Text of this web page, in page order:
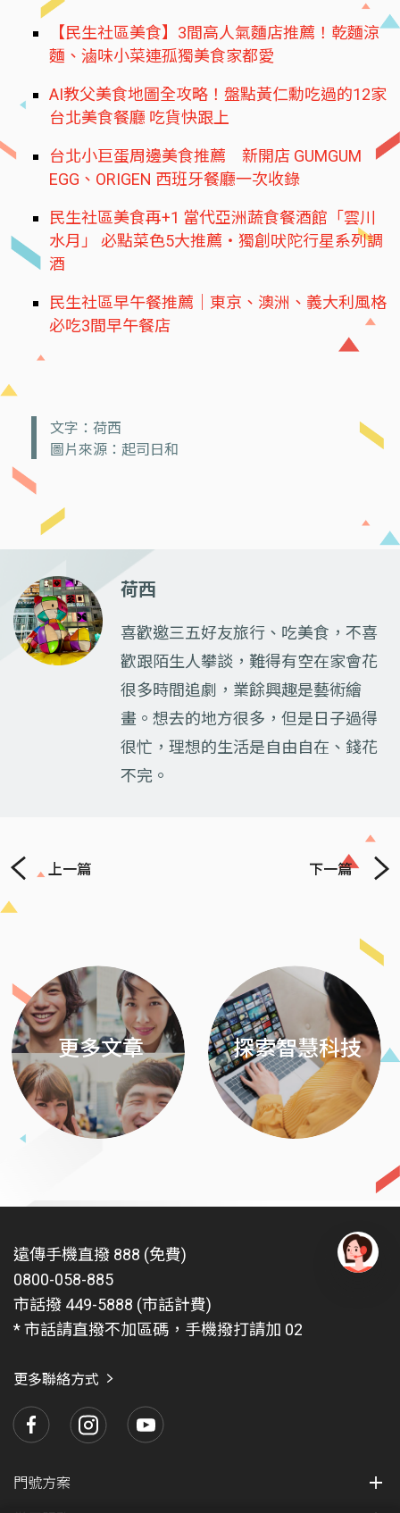
【民生社區美食】3間高人氣麵店推薦！乾麵涼
麵、滷味小菜連孤獨美食家都愛
AI教父美食地圖全攻略！盤點黃仁勳吃過的12家
台北美食餐廳 吃貨快跟上
台北小巨蛋周邊美食推薦 新開店 GUMGUM
EGG、ORIGEN 西班牙餐廳一次收錄
民生社區美食再+1 當代亞洲蔬食餐酒館「雲川
水月」 必點菜色5大推薦‧獨創吠陀行星系列調
酒
民生社區早午餐推薦｜東京、澳洲、義大利風格
必吃3間早午餐店
文字：荷西
圖片來源：起司日和
荷西
喜歡邀三五好友旅行、吃美食，不喜
歡跟陌生人攀談，難得有空在家會花
很多時間追劇，業餘興趣是藝術繪
畫。想去的地方很多，但是日子過得
很忙，理想的生活是自由自在、錢花
不完。
上一篇 下一篇
更多文章 探索智慧科技
遠傳手機直撥 888 (免費)
0800-058-885
市話撥 449-5888 (市話計費)
* 市話請直撥不加區碼，手機撥打請加 02
更多聯絡方式
門號方案